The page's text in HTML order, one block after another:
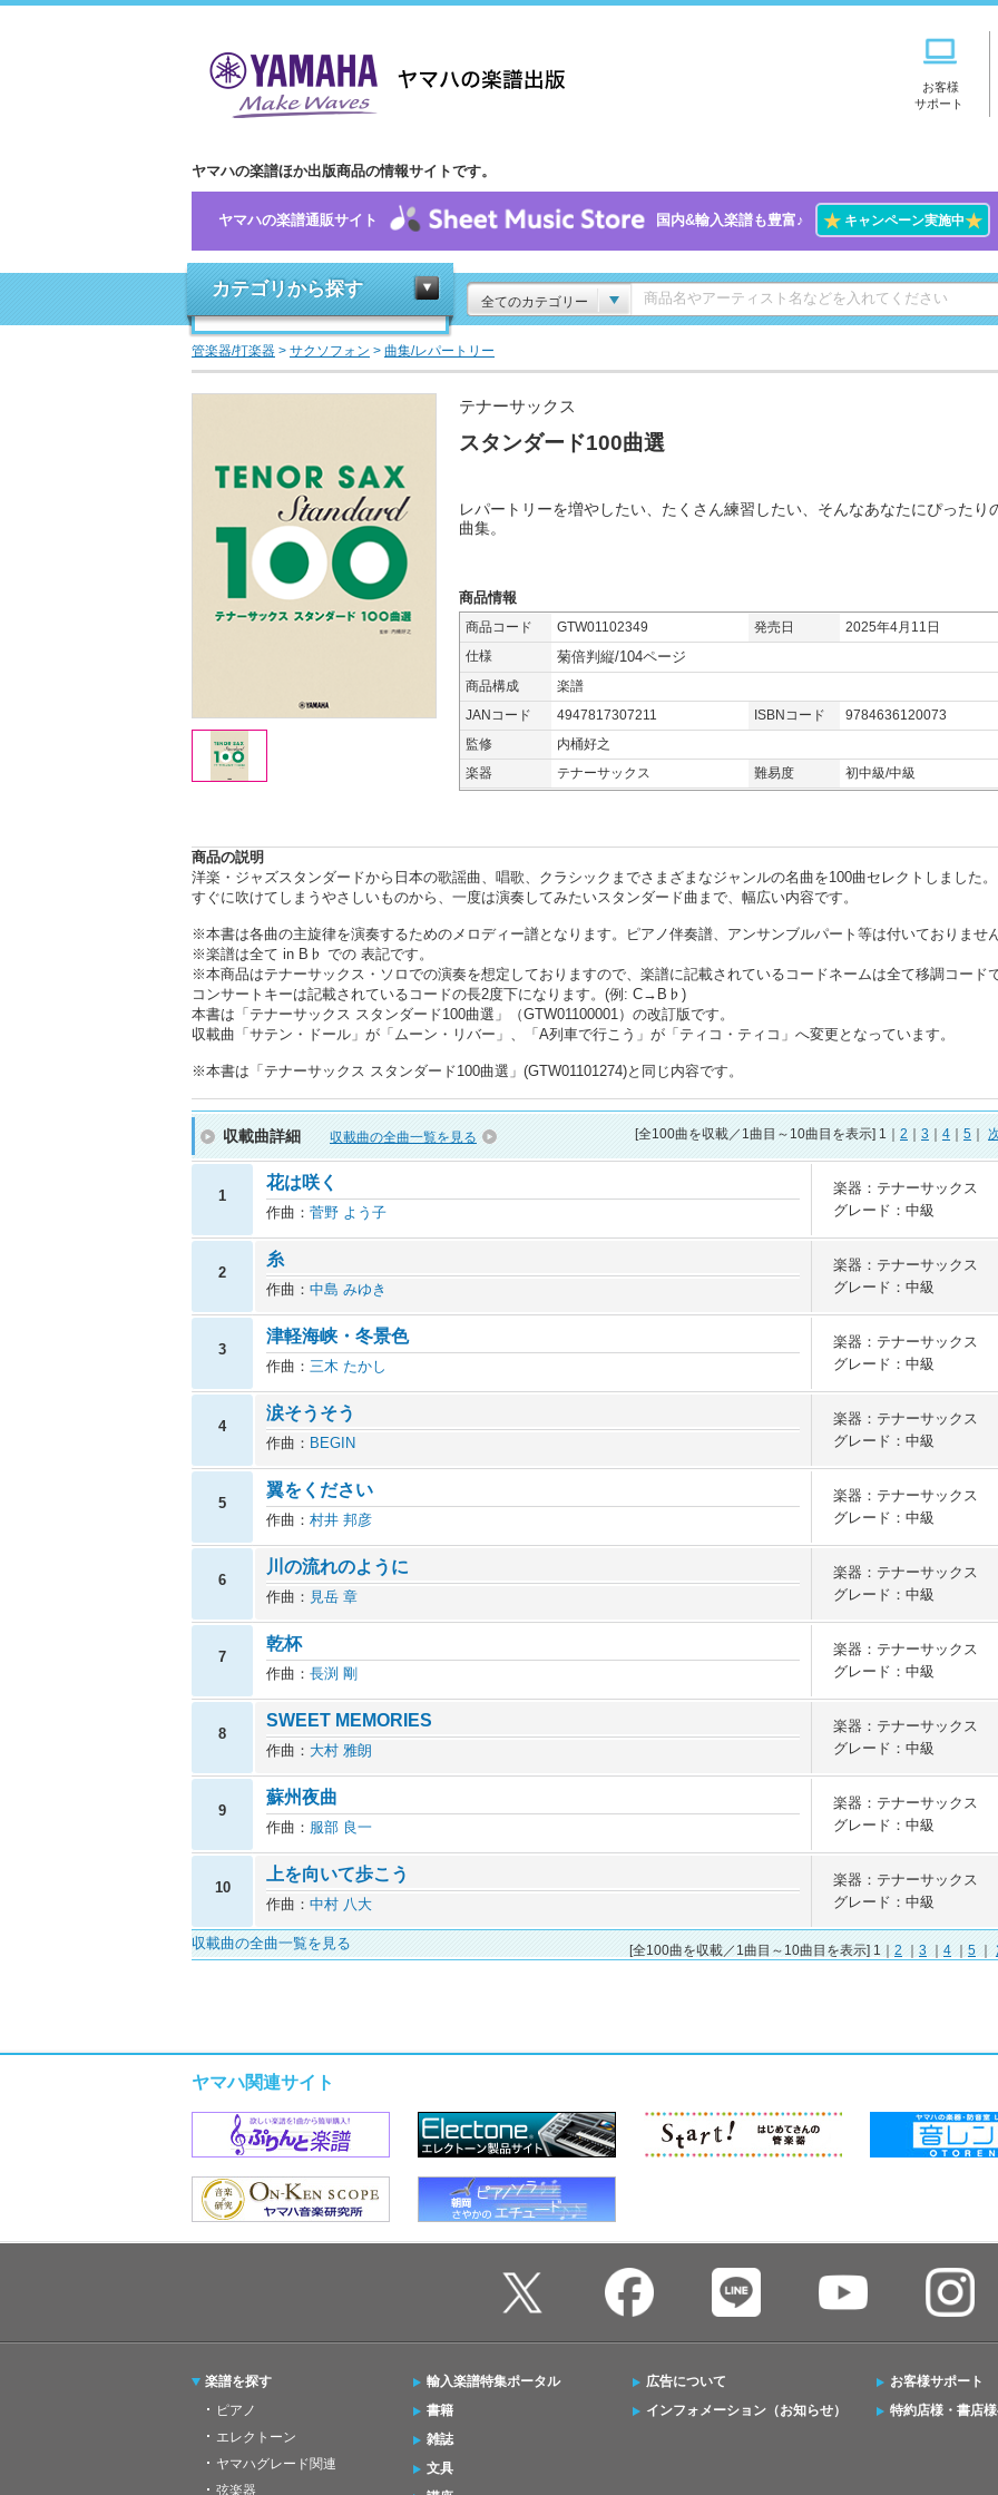
お客様
サポート
ヤマハの楽譜ほか出版商品の情報サイトです。
ヤマハの楽譜通販サイト 国内&輸入楽譜も豊富♪ ★キャンペーン実施中★
カテゴリから探す
全てのカテゴリー
管楽器/打楽器 > サクソフォン > 曲集/レパートリー
テナーサックス
スタンダード100曲選
レパートリーを増やしたい、たくさん練習したい、そんなあなたにぴったり
曲集。
商品情報
商品コード GTW01102349 発売日
2025年4月11日
仕様
菊倍判縦/104ページ
商品構成
楽譜
JANコード
4947817307211 ISBNコード
9784636120073
監修
内桶好之
楽器
テナーサックス 難易度 初中級/中級
商品の説明
洋楽・ジャズスタンダードから日本の歌謡曲、唱歌、クラシックまでさまざまなジャンルの名曲を100曲セレクトしました。
すぐに吹けてしまうやさしいものから、一度は演奏してみたいスタンダード曲まで、幅広い内容です。
※本書は各曲の主旋律を演奏するためのメロディー譜となります。ピアノ伴奏譜、アンサンブルパート等は付いておりませ
※楽譜は全て in B♭ での 表記です。
※本商品はテナーサックス・ソロでの演奏を想定しておりますので、楽譜に記載されているコードネームは全て移調コード
コンサートキーは記載されているコードの長2度下になります。(例: C→B♭)
本書は「テナーサックス スタンダード100曲選」（GTW01100001）の改訂版です。
収載曲「サテン・ドール」が「ムーン・リバー」、「A列車で行こう」が「ティコ・ティコ」へ変更となっています。
※本書は「テナーサックス スタンダード100曲選」(GTW01101274)と同じ内容です。
収載曲詳細 収載曲の全曲一覧を見る [全100曲を収載／1曲目～10曲目を表示] 1｜ 2 ｜ 3 ｜ 4 ｜ 5 ｜
1
花は咲く
作曲： 菅野 よう子
楽器：テナーサックス
グレード：中級
2
糸
作曲： 中島 みゆき
楽器：テナーサックス
グレード：中級
3
津軽海峡・冬景色
作曲： 三木 たかし
楽器：テナーサックス
グレード：中級
4
涙そうそう
作曲： BEGIN
楽器：テナーサックス
グレード：中級
5
翼をください
作曲： 村井 邦彦
楽器：テナーサックス
グレード：中級
6
川の流れのように
作曲： 見岳 章
楽器：テナーサックス
グレード：中級
7
乾杯
作曲： 長渕 剛
楽器：テナーサックス
グレード：中級
8
SWEET MEMORIES
作曲： 大村 雅朗
楽器：テナーサックス
グレード：中級
9
蘇州夜曲
作曲： 服部 良一
楽器：テナーサックス
グレード：中級
10
上を向いて歩こう
作曲： 中村 八大
楽器：テナーサックス
グレード：中級
収載曲の全曲一覧を見る [全100曲を収載／1曲目～10曲目を表示] 1｜ 2 ｜ 3 ｜ 4 ｜ 5 ｜
ヤマハ関連サイト
楽譜を探す
ピアノ
エレクトーン
ヤマハグレード関連
弦楽器
輸入楽譜特集ポータル
書籍
雑誌
文具
広告について
インフォメーション（お知らせ）
お客様サポート
特約店様・書店